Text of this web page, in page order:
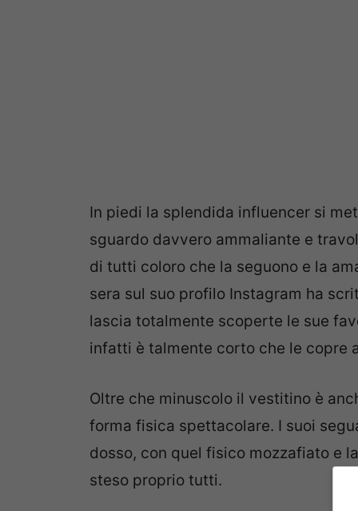
In piedi la splendida influencer si
sguardo davvero ammaliante e
di tutti coloro che la seguono e la
sera sul suo profilo Instagram ha
lascia totalmente scoperte le sue
infatti è talmente corto che le copre
Oltre che minuscolo il vestitino è
forma fisica spettacolare. I suoi
dosso, con quel fisico mozzafiato e
steso proprio tutti.